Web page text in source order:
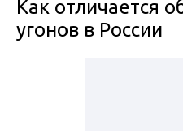
Как отличается
угонов в России